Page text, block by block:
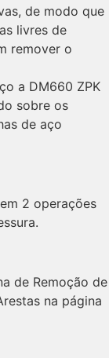
de modo que
livres de
remover o
a DM660 ZPK
sobre os
de aço
2 operações
de Remoção de
na página